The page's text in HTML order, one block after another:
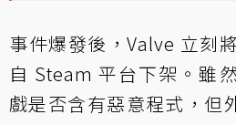
事件爆發後，Valve 立刻
自 Steam 平台下架。雖
戲是否含有惡意程式，但